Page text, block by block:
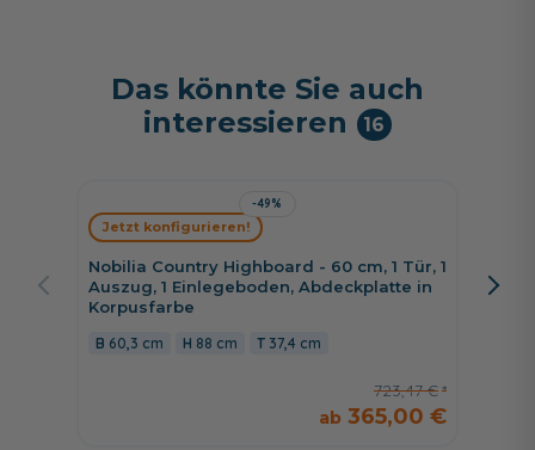
Das könnte Sie auch
interessieren
16
-49%
Nobilia Country Highboard - 60 cm, 1 Tür, 1
Auszug, 1 Einlegeboden, Abdeckplatte in
Korpusfarbe
60,3 cm 88 cm 37,4 cm
723,47 €
365,00 €
Jetzt konfigurieren!